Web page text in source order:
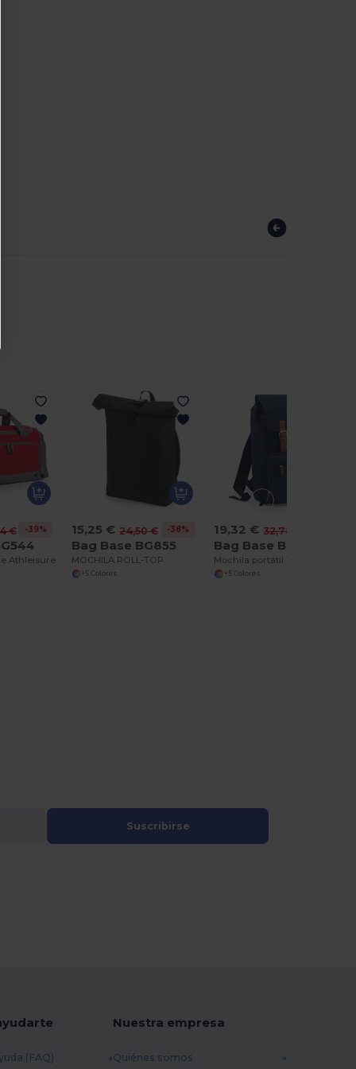
€ -39%
Athleisure
15,25 € 24,50 € -38%
Bag Base BG855
MOCHILA ROLL-TOP
+5 Colores
19,32 € 32,78 €
Bag Base BG613
Mochila portátil Vintage
+5 Colores
Suscribirse
(FAQ)
Nuestra empresa
Quiénes somos